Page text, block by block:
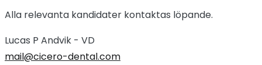
Alla relevanta kandidater kontaktas löpande.
Lucas P Andvik - VD
mail@cicero-dental.com